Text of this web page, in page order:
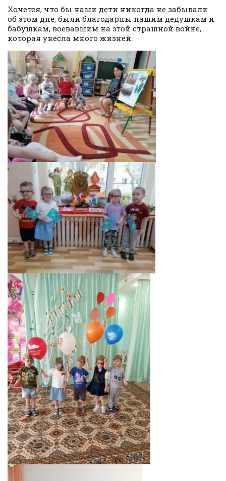
Хочется, что бы наши дети никогда не забывали
об этом дне, были благодарны нашим дедушкам и
бабушкам, воевавшим на этой страшной войне,
которая унесла много жизней.